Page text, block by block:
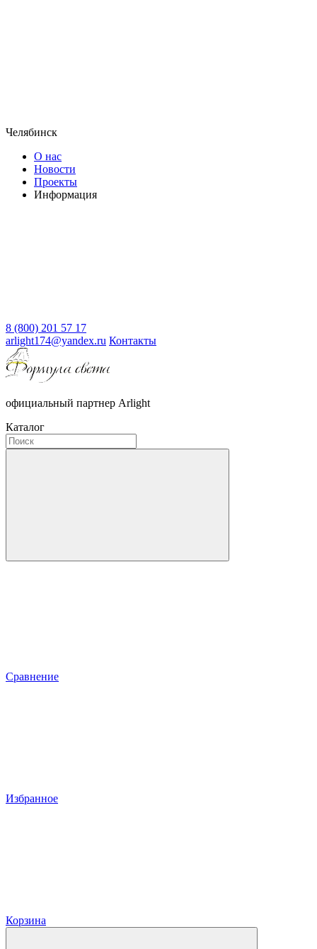
Челябинск
О нас
Новости
Проекты
Информация
8 (800) 201 57 17
arlight174@yandex.ru Контакты
официальный партнер Arlight
Каталог
Сравнение
Избранное
Корзина